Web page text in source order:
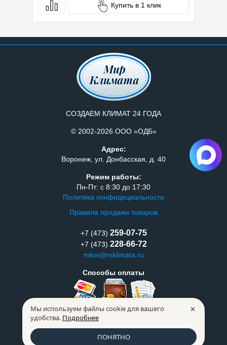
Купить в 1 клик
СОЗДАЕМ КЛИМАТ 24 ГОДА
© 2002-2026 ООО «ОДБ»
Адрес:
Воронеж, ул. Донбасская, д. 40
Режим работы:
Пн-Пт: с 8:30 до 17:30
Политика конфидециальности
Правила продажи товаров
+7 (473) 259-07-75
+7 (473) 228-66-72
mkm@mklimata.ru
Способы оплаты
Мы используем файлы cookie для вашего
удобства. Подробнее
✕
ПОНЯТНО